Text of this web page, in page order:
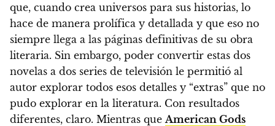
que, cuando crea universos para sus historias, lo
hace de manera prolífica y detallada y que eso no
siempre llega a las páginas definitivas de su obra
literaria. Sin embargo, poder convertir estas dos
novelas a dos series de televisión le permitió al
autor explorar todos esos detalles y “extras” que no
pudo explorar en la literatura. Con resultados
diferentes, claro. Mientras que American Gods